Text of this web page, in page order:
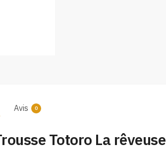
Avis 0
Totoro La rêveuse